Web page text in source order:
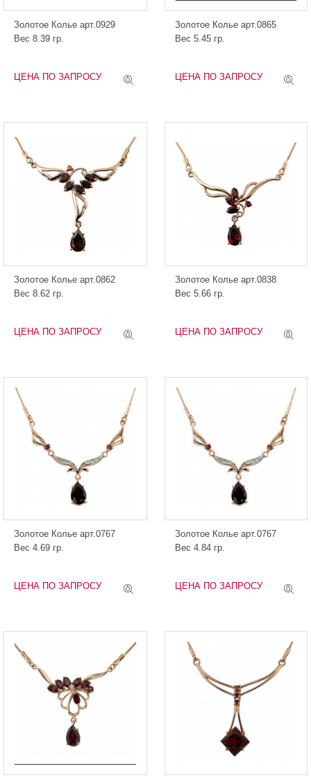
Золотое Колье арт.0929
Вес 8.39 гр.
ЦЕНА ПО ЗАПРОСУ
Золотое Колье арт.0865
Вес 5.45 гр.
ЦЕНА ПО ЗАПРОСУ
Золотое Колье арт.0862
Вес 8.62 гр.
ЦЕНА ПО ЗАПРОСУ
Золотое Колье арт.0838
Вес 5.66 гр.
ЦЕНА ПО ЗАПРОСУ
Золотое Колье арт.0767
Вес 4.69 гр.
ЦЕНА ПО ЗАПРОСУ
Золотое Колье арт.0767
Вес 4.84 гр.
ЦЕНА ПО ЗАПРОСУ